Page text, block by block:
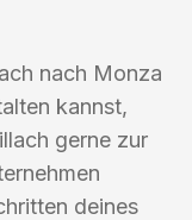
nach Monza
kannst,
gerne zur
deines